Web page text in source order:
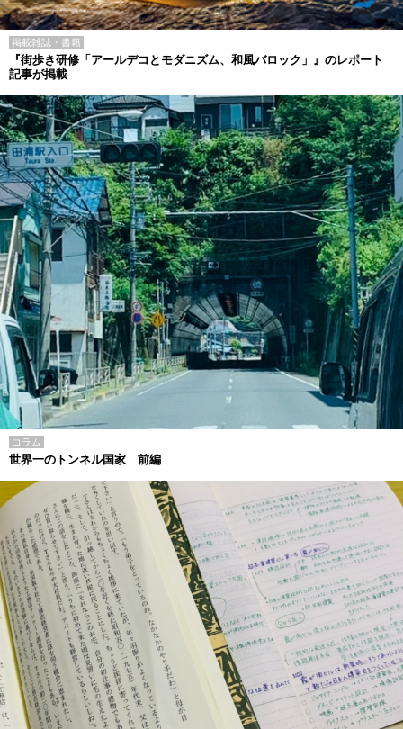
掲載雑誌・書籍
『街歩き研修「アールデコとモダニズム、和風バロック」』のレポート
記事が掲載
コラム
世界一のトンネル国家 前編